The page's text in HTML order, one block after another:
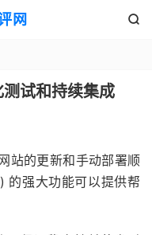
网 
试和持续集成
站的更新和手动部署顺
的强大功能可以提供帮